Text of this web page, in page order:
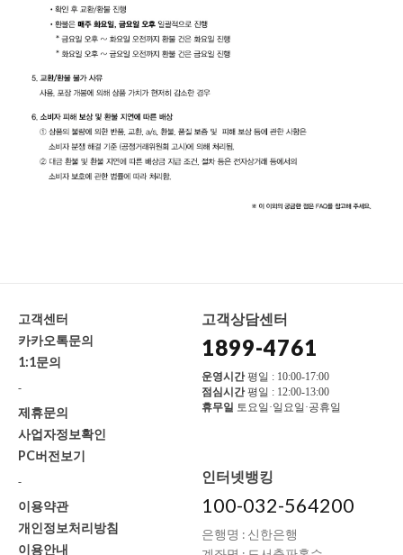
고객센터
카카오톡문의
1:1문의
-
제휴문의
사업자정보확인
PC버전보기
-
이용약관
개인정보처리방침
이용안내
고객상담센터
1899-4761
운영시간평일 : 10:00-17:00
점심시간평일 : 12:00-13:00
휴무일 토요일·일요일·공휴일
인터넷뱅킹
100-032-564200
은행명 : 신한은행